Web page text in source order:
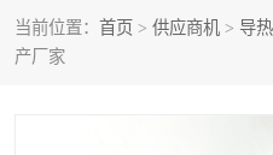
当前位置： 首页 > 供应商机 > 导
产厂家